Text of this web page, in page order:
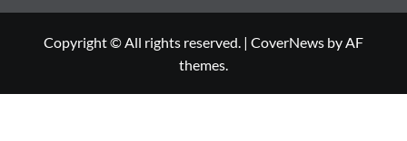
Copyright © All rights reserved. | CoverNews by AF
themes.